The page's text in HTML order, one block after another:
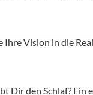
Ihre Vision in die